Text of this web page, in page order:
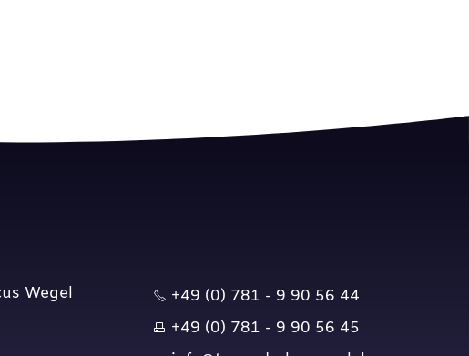
Wegel
+49 (0) 781 - 9 90 56 44
+49 (0) 781 - 9 90 56 45